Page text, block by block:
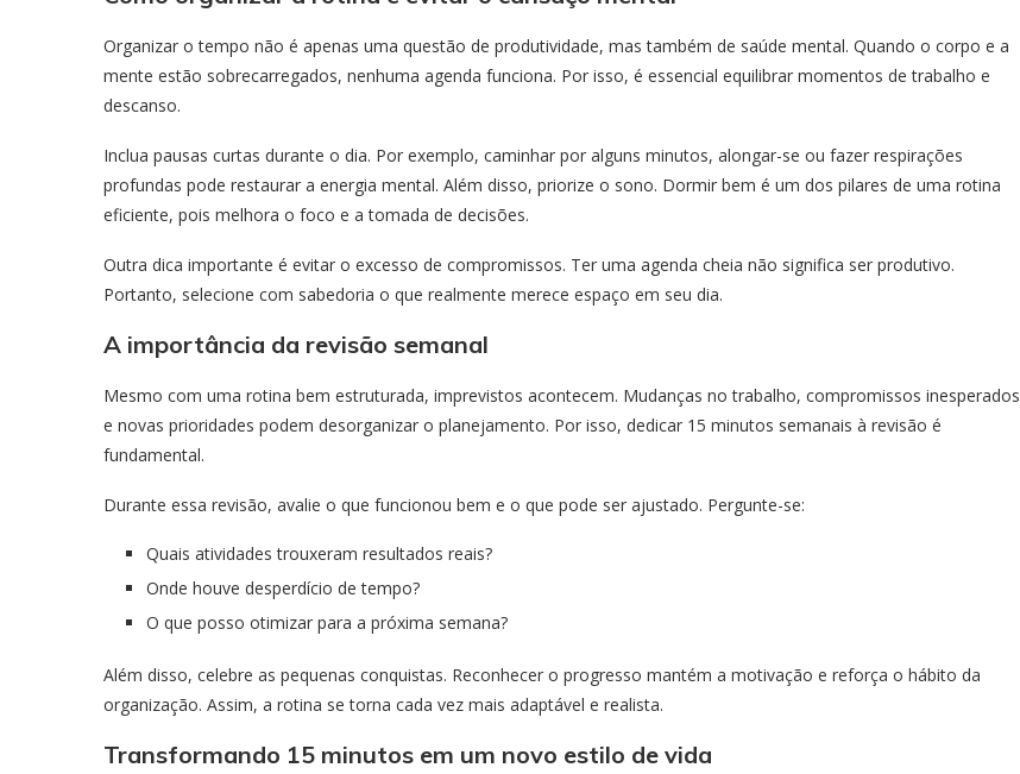
Organizar o tempo não é apenas uma questão de produtividade, mas também de saúde mental. Quando o corpo e a
mente estão sobrecarregados, nenhuma agenda funciona. Por isso, é essencial equilibrar momentos de trabalho e
descanso.
Inclua pausas curtas durante o dia. Por exemplo, caminhar por alguns minutos, alongar-se ou fazer respirações
profundas pode restaurar a energia mental. Além disso, priorize o sono. Dormir bem é um dos pilares de uma rotina
eficiente, pois melhora o foco e a tomada de decisões.
Outra dica importante é evitar o excesso de compromissos. Ter uma agenda cheia não significa ser produtivo.
Portanto, selecione com sabedoria o que realmente merece espaço em seu dia.
A importância da revisão semanal
Mesmo com uma rotina bem estruturada, imprevistos acontecem. Mudanças no trabalho, compromissos inesperados
e novas prioridades podem desorganizar o planejamento. Por isso, dedicar 15 minutos semanais à revisão é
fundamental.
Durante essa revisão, avalie o que funcionou bem e o que pode ser ajustado. Pergunte-se:
Quais atividades trouxeram resultados reais?
Onde houve desperdício de tempo?
O que posso otimizar para a próxima semana?
Além disso, celebre as pequenas conquistas. Reconhecer o progresso mantém a motivação e reforça o hábito da
organização. Assim, a rotina se torna cada vez mais adaptável e realista.
Transformando 15 minutos em um novo estilo de vida